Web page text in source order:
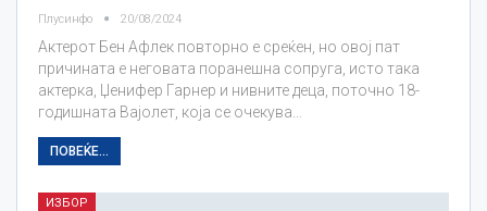
Плусинфо 20/08/2024
Актерот Бен Афлек повторно е среќен, но овој пат
причината е неговата поранешна сопруга, исто така
актерка, Џенифер Гарнер и нивните деца, поточно 18-
годишната Вајолет, која се очекува…
ПОВЕЌЕ...
ИЗБОР